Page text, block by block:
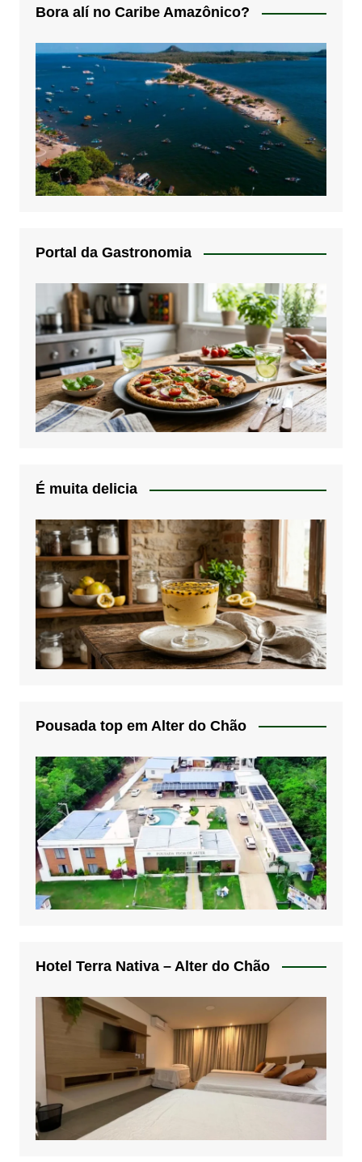
Bora alí no Caribe Amazônico?
Portal da Gastronomia
É muita delicia
Pousada top em Alter do Chão
Hotel Terra Nativa – Alter do Chão